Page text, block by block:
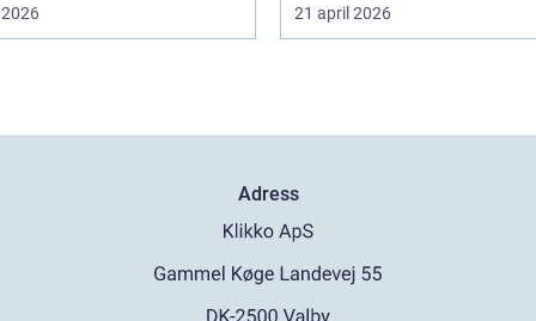
21 april 2026
Adress